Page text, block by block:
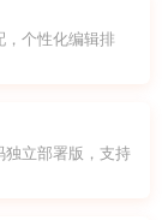
，个性化编辑排
独立部署版，支持